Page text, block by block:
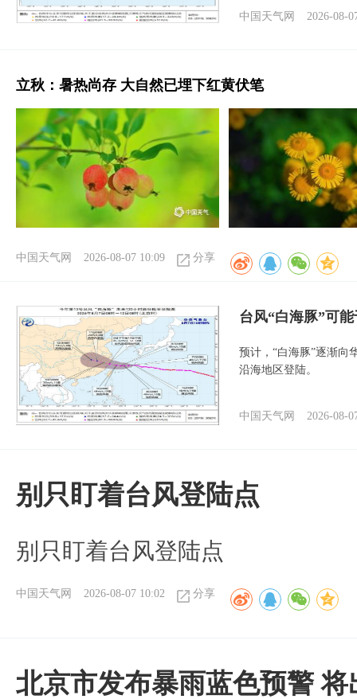
中国天气网 2026-08-
立秋：暑热尚存 大自然已埋下红黄伏笔
中国天气网 2026-08-07 10:09 分享
台风“白海豚”可
预计，“白海豚”逐渐向
沿海地区登陆。
中国天气网 2026-08-
别只盯着台风登陆点
别只盯着台风登陆点
中国天气网 2026-08-07 10:02 分享
北京市发布暴雨蓝色预警